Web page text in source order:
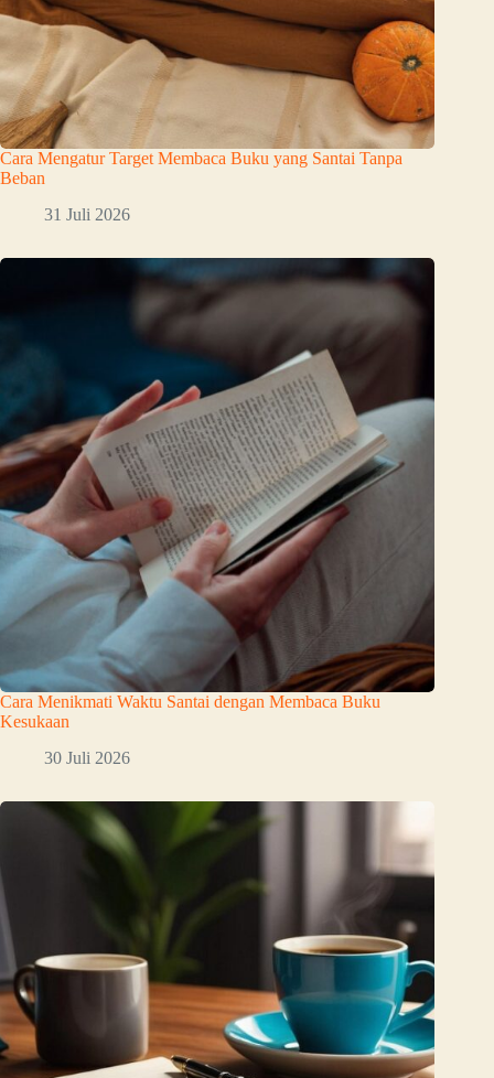
Cara Mengatur Target Membaca Buku yang Santai Tanpa
Beban
31 Juli 2026
Cara Menikmati Waktu Santai dengan Membaca Buku
Kesukaan
30 Juli 2026